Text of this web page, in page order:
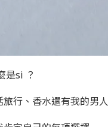
是si ？
行、香水還有我的男人